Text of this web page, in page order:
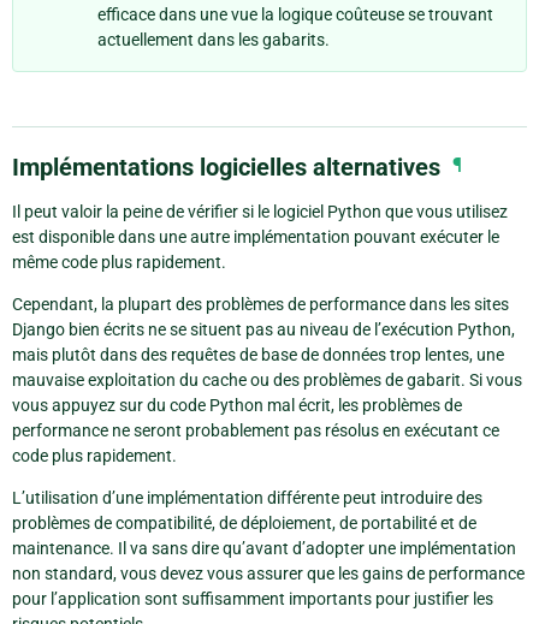
efficace dans une vue la logique coûteuse se trouvant
actuellement dans les gabarits.
Implémentations logicielles alternatives ¶
Il peut valoir la peine de vérifier si le logiciel Python que vous utilisez
est disponible dans une autre implémentation pouvant exécuter le
même code plus rapidement.
Cependant, la plupart des problèmes de performance dans les sites
Django bien écrits ne se situent pas au niveau de l’exécution Python,
mais plutôt dans des requêtes de base de données trop lentes, une
mauvaise exploitation du cache ou des problèmes de gabarit. Si vous
vous appuyez sur du code Python mal écrit, les problèmes de
performance ne seront probablement pas résolus en exécutant ce
code plus rapidement.
L’utilisation d’une implémentation différente peut introduire des
problèmes de compatibilité, de déploiement, de portabilité et de
maintenance. Il va sans dire qu’avant d’adopter une implémentation
non standard, vous devez vous assurer que les gains de performance
pour l’application sont suffisamment importants pour justifier les